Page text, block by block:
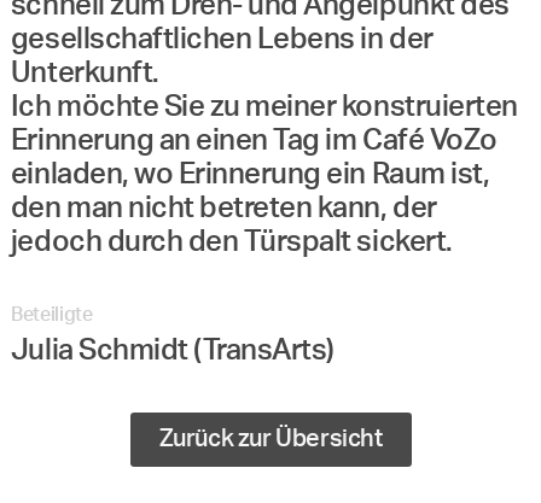
schnell zum Dreh- und Angelpunkt des
gesellschaftlichen Lebens in der
Unterkunft.
Ich möchte Sie zu meiner konstruierten
Erinnerung an einen Tag im Café VoZo
einladen, wo Erinnerung ein Raum ist,
den man nicht betreten kann, der
jedoch durch den Türspalt sickert.
Beteiligte
Julia Schmidt (TransArts)
Zurück zur Übersicht